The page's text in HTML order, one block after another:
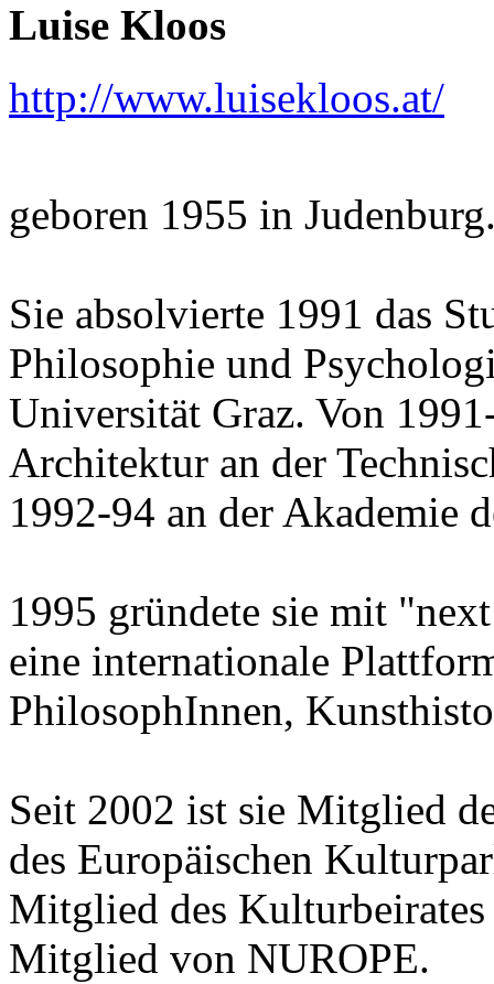
Luise Kloos
http://www.luisekloos.at/
geboren 1955 in
Sie absolvierte 1991 das
Philosophie und
Universität Graz. Von
Architektur an der
1992-94 an der Akademie
1995 gründete sie mit
eine internationale
PhilosophInnen,
Seit 2002 ist sie Mitglied
des Europäischen
Mitglied des
Mitglied von NUROPE.